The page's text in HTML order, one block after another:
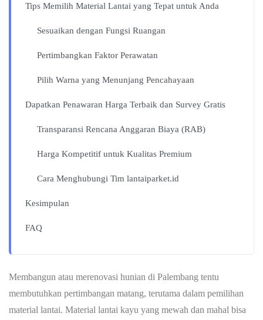
Tips Memilih Material Lantai yang Tepat untuk Anda
Sesuaikan dengan Fungsi Ruangan
Pertimbangkan Faktor Perawatan
Pilih Warna yang Menunjang Pencahayaan
Dapatkan Penawaran Harga Terbaik dan Survey Gratis
Transparansi Rencana Anggaran Biaya (RAB)
Harga Kompetitif untuk Kualitas Premium
Cara Menghubungi Tim lantaiparket.id
Kesimpulan
FAQ
Membangun atau merenovasi hunian di Palembang tentu
membutuhkan pertimbangan matang, terutama dalam pemilihan
material lantai. Material lantai kayu yang mewah dan mahal bisa